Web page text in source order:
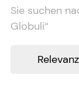
Sie suchen
Globuli“